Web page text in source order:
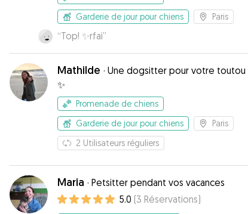
Garderie de jour pour chiens
Paris
“Top! ✨rfai”
Mathilde · Une dogsitter pour votre toutou
✨
Promenade de chiens
Garderie de jour pour chiens
Paris
2 Utilisateurs réguliers
Maria · Petsitter pendant vos vacances
5.0 (3 Réservations)